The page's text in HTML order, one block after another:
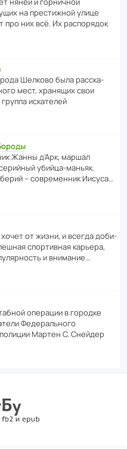
на прес­ти­жной улице
про них всё. Их распо­рядок
Шелково была расска­
мест, хранящих свои
иска­телей
Жанны д’Арк, маршал
убийца-маньяк.
– совре­менник Иисуса…
от жизни, и всегда доби­
спор­ти­вная карьера,
и внимание…
операции в городке
Феде­раль­ного
Мартен С. Снейдер